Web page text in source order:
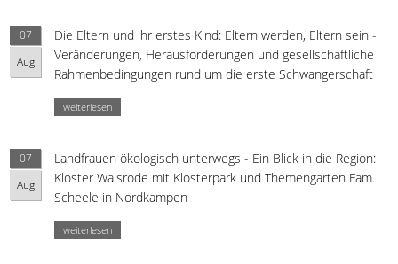
07
Aug
Die Eltern und ihr erstes Kind: Eltern werden, Eltern sein -
Veränderungen, Herausforderungen und gesellschaftliche
Rahmenbedingungen rund um die erste Schwangerschaft
weiterlesen
07
Aug
Landfrauen ökologisch unterwegs - Ein Blick in die Region:
Kloster Walsrode mit Klosterpark und Themengarten Fam.
Scheele in Nordkampen
weiterlesen